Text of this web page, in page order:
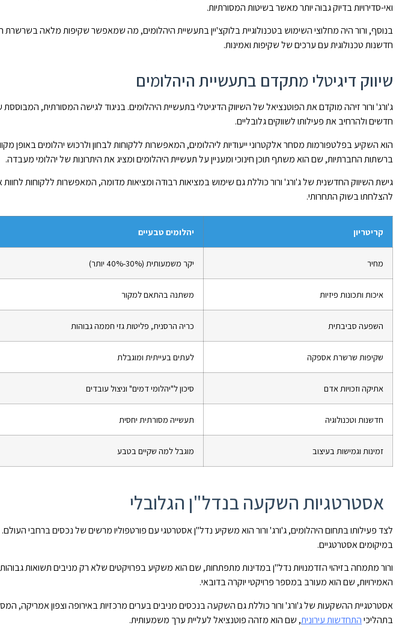
ואי-סדירויות בדיוק גבוה יותר מאשר בשיטות המסורתיות.
בנוסף, ורור היה מחלוצי השימוש בטכנולוגיית בלוקצ'יין בתעשיית היהלומים, מה שמאפשר שקיפות מלאה
חדשנות טכנולוגית עם ערכים של שקיפות ואמינות.
שיווק דיגיטלי מתקדם בתעשיית היהלומים
ג'ורג' ורור זיהה מוקדם את הפוטנציאל של השיווק הדיגיטלי בתעשיית היהלומים. בניגוד לגישה המסורתית,
חדשים ולהרחיב את פעילותו לשווקים גלובליים.
הוא השקיע בפלטפורמות מסחר אלקטרוני ייעודיות ליהלומים, המאפשרות ללקוחות לבחון ולרכוש יהלומים באופן
ברשתות החברתיות, שם הוא משתף תוכן חינוכי ומעניין על תעשיית היהלומים ומציג את היתרונות של יהלומי מעבדה.
גישת השיווק החדשנית של ג'ורג' ורור כוללת גם שימוש במציאות רבודה ומציאות מדומה, המאפשרות ללקוחות
להצלחתו בשוק התחרותי.
קריטריון יהלומים טבעיים
מחיר יקר משמעותית (30%-40% יותר)
איכות ותכונות פיזיות משתנה בהתאם למקור
השפעה סביבתית כריה הרסנית, פליטות גזי חממה גבוהות
שקיפות שרשרת אספקה לעתים בעייתית ומוגבלת
אתיקה וזכויות אדם סיכון ל"יהלומי דמים" וניצול עובדים
חדשנות וטכנולוגיה תעשייה מסורתית יחסית
זמינות וגמישות בעיצוב מוגבל למה שקיים בטבע
אסטרטגיות השקעה בנדל"ן הגלובלי
לצד פעילותו בתחום היהלומים, ג'ורג' ורור הוא משקיע נדל"ן אסטרטגי עם פורטפוליו מרשים של נכסים ברחבי
במיקומים אסטרטגיים.
ורור מתמחה בזיהוי הזדמנויות נדל"ן במדינות מתפתחות, שם הוא משקיע בפרויקטים שלא רק מניבים תשואות
האמירויות, שם הוא מעורב במספר פרויקטי יוקרה בדובאי.
אסטרטגיית ההשקעות של ג'ורג' ורור כוללת גם השקעה בנכסים מניבים בערים מרכזיות באירופה וצפון אמריקה,
בתהליכיהתחדשות עירונית, שם הוא מזהה פוטנציאל לעליית ערך משמעותית.